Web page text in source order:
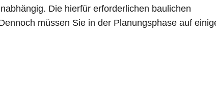
Die hierfür erforderlichen baulichen
müssen Sie in der Planungsphase auf